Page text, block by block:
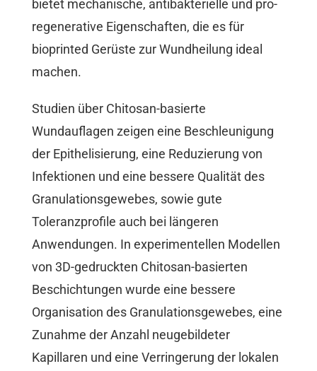
bietet mechanische, antibakterielle und pro-
regenerative Eigenschaften, die es für
bioprinted Gerüste zur Wundheilung ideal
machen.
Studien über Chitosan-basierte
Wundauflagen zeigen eine Beschleunigung
der Epithelisierung, eine Reduzierung von
Infektionen und eine bessere Qualität des
Granulationsgewebes, sowie gute
Toleranzprofile auch bei längeren
Anwendungen. In experimentellen Modellen
von 3D-gedruckten Chitosan-basierten
Beschichtungen wurde eine bessere
Organisation des Granulationsgewebes, eine
Zunahme der Anzahl neugebildeter
Kapillaren und eine Verringerung der lokalen